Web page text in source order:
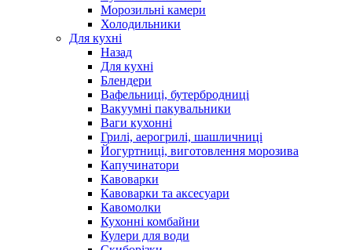
Морозильні камери
Холодильники
Для кухні
Назад
Для кухні
Блендери
Вафельниці, бутербродниці
Вакуумні пакувальники
Ваги кухонні
Грилі, аерогрилі, шашличниці
Йогуртниці, виготовлення морозива
Капучинатори
Кавоварки
Кавоварки та аксесуари
Кавомолки
Кухонні комбайни
Кулери для води